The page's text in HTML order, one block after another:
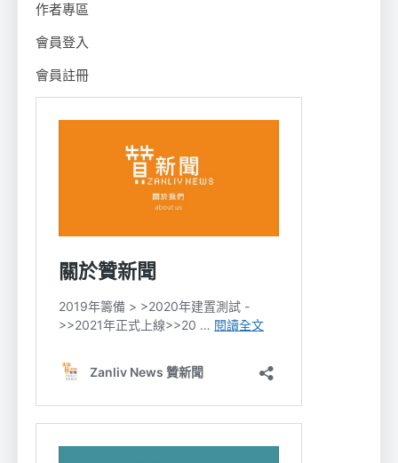
作者專區
會員登入
會員註冊